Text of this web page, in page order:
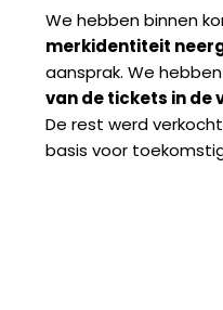
We hebben binnen
merkidentiteit
aansprak. We
De rest werd
basis voor